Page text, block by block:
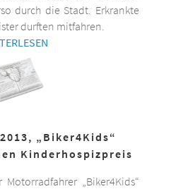
durch die Stadt. Erkrankte
durften mitfahren.
„Biker4Kids“
Kinderhospizpreis
Motorradfahrer „Biker4Kids“